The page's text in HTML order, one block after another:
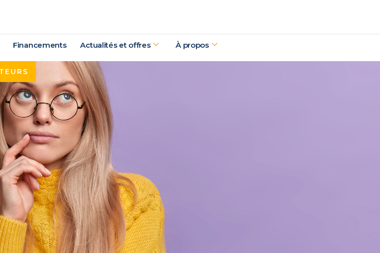
Financements Actualités et offres À propos